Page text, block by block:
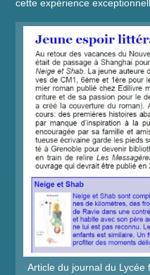
cette expérience
Article du journal du Lycée